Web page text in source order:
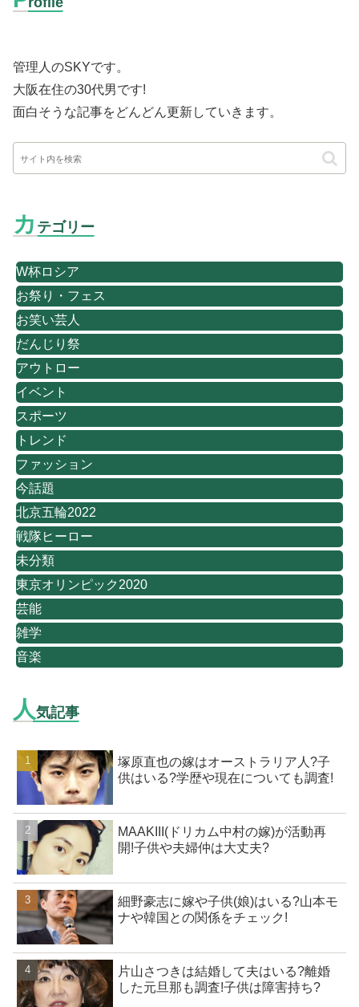
管理人のSKYです。
大阪在住の30代男です!
面白そうな記事をどんどん更新していきます。
カ テゴリー
W杯ロシア
お祭り・フェス
お笑い芸人
だんじり祭
アウトロー
イベント
スポーツ
トレンド
ファッション
今話題
北京五輪2022
戦隊ヒーロー
未分類
東京オリンピック2020
芸能
雑学
音楽
人気記事
塚原直也の嫁はオーストラリア人?子
供はいる?学歴や現在についても調査!
MAAKIII(ドリカム中村の嫁)が活動再
開!子供や夫婦仲は大丈夫?
細野豪志に嫁や子供(娘)はいる?山本モ
ナや韓国との関係をチェック!
片山さつきは結婚して夫はいる?離婚
した元旦那も調査!子供は障害持ち?